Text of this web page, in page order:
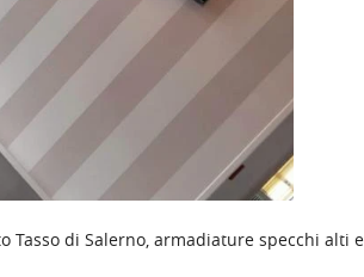
Tasso di Salerno, armadiature specchi alti